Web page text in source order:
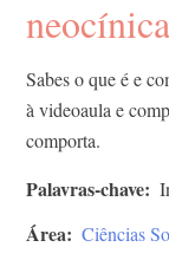
neocínica
Sabes o que é e
à videoaula e
comporta.
Palavras-chave
Área Ciências